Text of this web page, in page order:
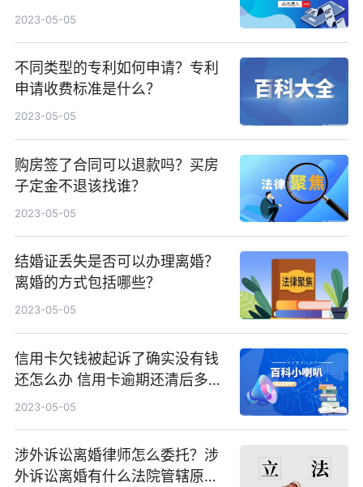
2023-05-05
不同类型的专利如何申请？专利
申请收费标准是什么？
2023-05-05
购房签了合同可以退款吗？买房
子定金不退该找谁？
2023-05-05
结婚证丢失是否可以办理离婚？
离婚的方式包括哪些？
2023-05-05
信用卡欠钱被起诉了确实没有钱
还怎么办 信用卡逾期还清后多久
可以贷款？
2023-05-05
涉外诉讼离婚律师怎么委托？涉
外诉讼离婚有什么法院管辖原